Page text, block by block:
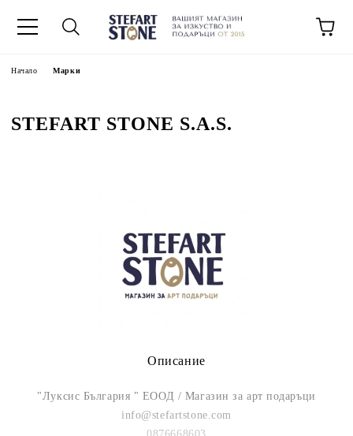
Начало Марки
STEFART STONE S.A.S.
Описание
"Луксис България " ЕООД / Магазин за арт подаръци
info@stefartstone.com